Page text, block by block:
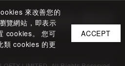
來改善您的
覽網站，即表示
cookies。 您可
類 cookies 的更
ACCEPT
向未成年人售賣或供應令人醺醉的酒類
liquor must not be sold or
of business.